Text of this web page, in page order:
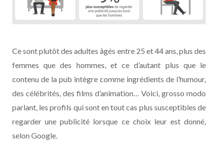
Ce sont plutôt des adultes âgés entre 25 et 44 ans, plus des
femmes que des hommes, et ce d’autant plus que le
contenu de la pub intègre comme ingrédients de l’humour,
des célébrités, des films d’animation… Voici, grosso modo
parlant, les profils qui sont en tout cas plus susceptibles de
regarder une publicité lorsque ce choix leur est donné,
selon Google.